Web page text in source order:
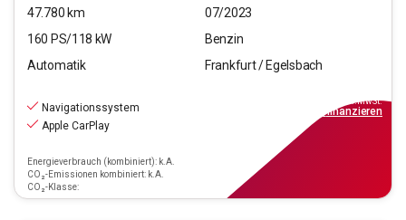
47.780 km
07/2023
160 PS/118 kW
Benzin
Automatik
Frankfurt / Egelsbach
Navigationssystem
Apple CarPlay
Energieverbrauch (kombiniert): k.A.
CO₂-Emissionen kombiniert: k.A.
CO₂-Klasse:
inkl.MwSt.
finanzieren